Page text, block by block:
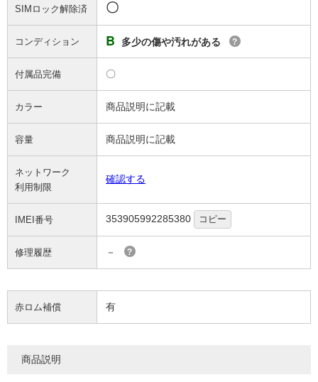
SIMロック解除済 〇
コンディション B 多少の傷や汚れがある ?
付属品完備 〇
カラー 商品説明に記載
容量 商品説明に記載
ネットワーク
利用制限
確認する
IMEI番号 353905992285380 コピー
修理履歴 － ?
赤ロム補償 有
商品説明